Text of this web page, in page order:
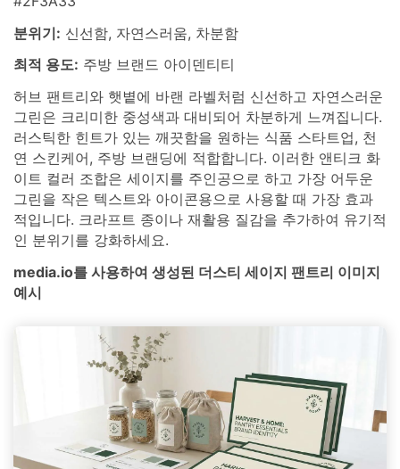
분위기: 신선함, 자연스러움, 차분함
최적 용도: 주방 브랜드 아이덴티티
허브 팬트리와 햇볕에 바랜 라벨처럼 신선하고 자연스러운
그린은 크리미한 중성색과 대비되어 차분하게 느껴집니다.
러스틱한 힌트가 있는 깨끗함을 원하는 식품 스타트업, 천
연 스킨케어, 주방 브랜딩에 적합합니다. 이러한 앤티크 화
이트 컬러 조합은 세이지를 주인공으로 하고 가장 어두운
그린을 작은 텍스트와 아이콘용으로 사용할 때 가장 효과
적입니다. 크라프트 종이나 재활용 질감을 추가하여 유기적
인 분위기를 강화하세요.
media.io를 사용하여 생성된 더스티 세이지 팬트리 이미지
예시